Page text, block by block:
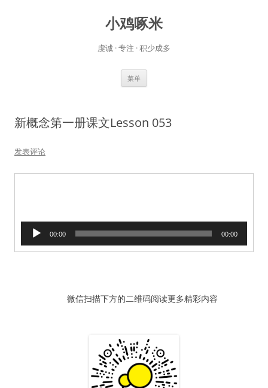
小鸡啄米
虔诚 · 专注 · 积少成多
菜单
新概念第一册课文Lesson 053
发表评论
播
00:00 00:00
微信扫描下方的二维码阅读更多精彩内容